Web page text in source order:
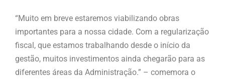
“Muito em breve estaremos viabilizando obras
importantes para a nossa cidade. Com a regularização
fiscal, que estamos trabalhando desde o início da
gestão, muitos investimentos ainda chegarão para as
diferentes áreas da Administração.” – comemora o